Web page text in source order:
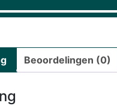
Beoordelingen (0)